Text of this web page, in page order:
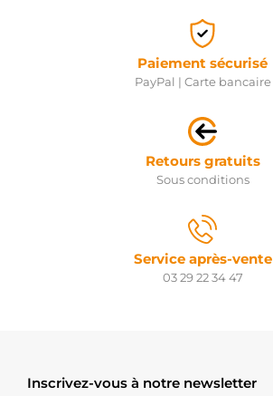
Paiement sécurisé
PayPal | Carte bancaire
Retours gratuits
Sous conditions
Service après-vente
03 29 22 34 47
Inscrivez-vous à notre newsletter